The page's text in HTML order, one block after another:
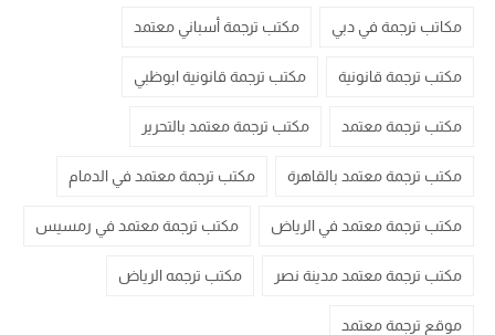
مكاتب ترجمة في دبي مكتب ترجمة أسباني معتمد
مكتب ترجمة قانونية مكتب ترجمة قانونية ابوظبي
مكتب ترجمة معتمد مكتب ترجمة معتمد بالتحرير
مكتب ترجمة معتمد بالقاهرة مكتب ترجمة معتمد في الدمام
مكتب ترجمة معتمد في الرياض مكتب ترجمة معتمد في رمسيس
مكتب ترجمة معتمد مدينة نصر مكتب ترجمه الرياض
موقع ترجمة معتمد